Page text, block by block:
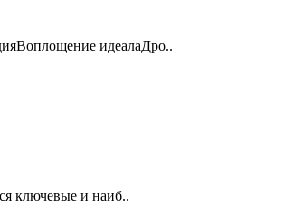
идеалаДро..
ключевые и наиб..